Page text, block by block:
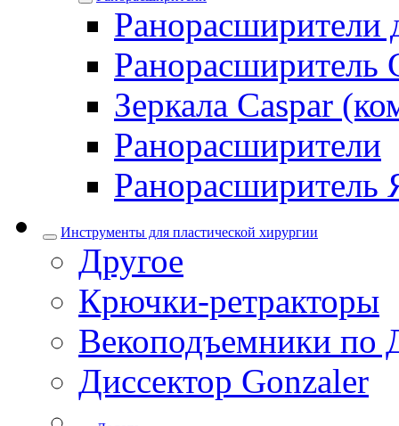
Ранорасширители
Ранорасширитель
Зеркала Caspar
Ранорасширители
Ранорасширитель
Инструменты для пластической хирургии
Другое
Крючки-ретракторы
Векоподъемники по
Диссектор Gonzaler